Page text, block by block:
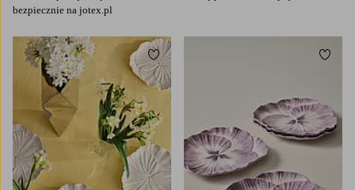
bezpiecznie na jotex.pl
Dodaj do ulubionych